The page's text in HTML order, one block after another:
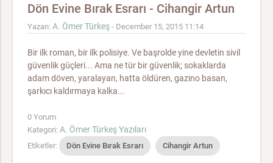
Dön Evine Bırak Esrarı - Cihangir Artun
Yazan: A. Ömer Türkeş - December 15, 2015 11:14
Bir ilk roman, bir ilk polisiye. Ve başrolde yine devletin sivil
güvenlik güçleri... Ama ne tür bir güvenlik; sokaklarda
adam döven, yaralayan, hatta öldüren, gazino basan,
şarkıcı kaldırmaya kalka...
0 Yorum
Kategori: A. Ömer Türkeş Yazıları
Etiketler: Dön Evine Bırak Esrarı Cihangir Artun